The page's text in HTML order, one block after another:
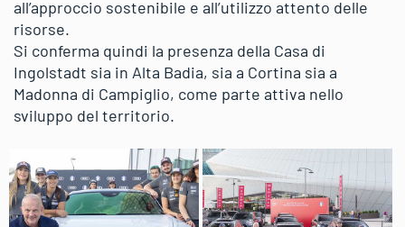
all’approccio sostenibile e all’utilizzo attento delle
risorse.
Si conferma quindi la presenza della Casa di
Ingolstadt sia in Alta Badia, sia a Cortina sia a
Madonna di Campiglio, come parte attiva nello
sviluppo del territorio.